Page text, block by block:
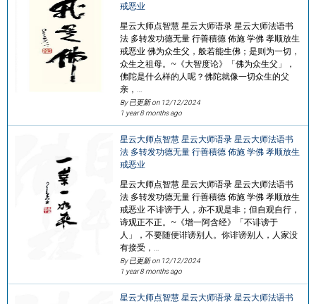
戒恶业
星云大师点智慧 星云大师语录 星云大师法语书
法 多转发功德无量 行善積德 佈施 学佛 孝顺放生
戒恶业 佛为众生父，般若能生佛；是则为一切，
众生之祖母。~《大智度论》「佛为众生父」，
佛陀是什么样的人呢？佛陀就像一切众生的父
亲，…
By 已更新 on 12/12/2024
1 year 8 months ago
星云大师点智慧 星云大师语录 星云大师法语书
法 多转发功德无量 行善積德 佈施 学佛 孝顺放生
戒恶业
星云大师点智慧 星云大师语录 星云大师法语书
法 多转发功德无量 行善積德 佈施 学佛 孝顺放生
戒恶业 不诽谤于人，亦不观是非；但自观自行，
谛观正不正。~《增一阿含经》「不诽谤于
人」，不要随便诽谤别人。你诽谤别人，人家没
有接受，…
By 已更新 on 12/12/2024
1 year 8 months ago
星云大师点智慧 星云大师语录 星云大师法语书